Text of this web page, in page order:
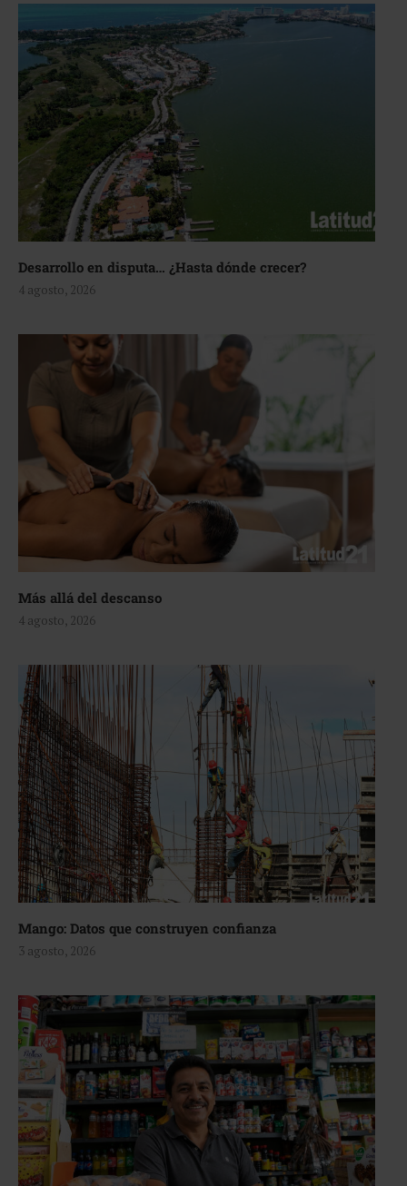
Desarrollo en disputa… ¿Hasta dónde crecer?
4 agosto, 2026
Más allá del descanso
4 agosto, 2026
Mango: Datos que construyen confianza
3 agosto, 2026